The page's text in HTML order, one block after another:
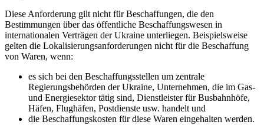
Diese Anforderung gilt nicht für Beschaffungen, die den
Bestimmungen über das öffentliche Beschaffungswesen in
internationalen Verträgen der Ukraine unterliegen. Beispielsweise
gelten die Lokalisierungsanforderungen nicht für die Beschaffung
von Waren, wenn:
es sich bei den Beschaffungsstellen um zentrale
Regierungsbehörden der Ukraine, Unternehmen, die im Gas-
und Energiesektor tätig sind, Dienstleister für Busbahnhöfe,
Häfen, Flughäfen, Postdienste usw. handelt und
die Beschaffungskosten für diese Waren eingehalten werden.